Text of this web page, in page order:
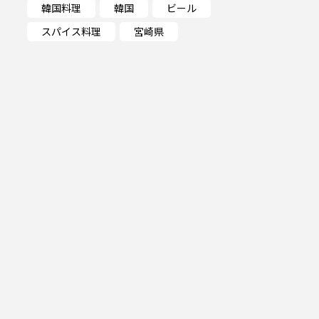
韓国料理
韓国
ビール
スパイス料理
宮崎県